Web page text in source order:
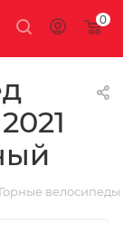
0
Горные велосипеды